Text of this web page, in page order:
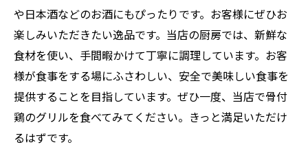
や日本酒などのお酒にもぴったりです。お客様にぜひお
楽しみいただきたい逸品です。当店の厨房では、新鮮な
食材を使い、手間暇かけて丁寧に調理しています。お客
様が食事をする場にふさわしい、安全で美味しい食事を
提供することを目指しています。ぜひ一度、当店で骨付
鶏のグリルを食べてみてください。きっと満足いただけ
るはずです。